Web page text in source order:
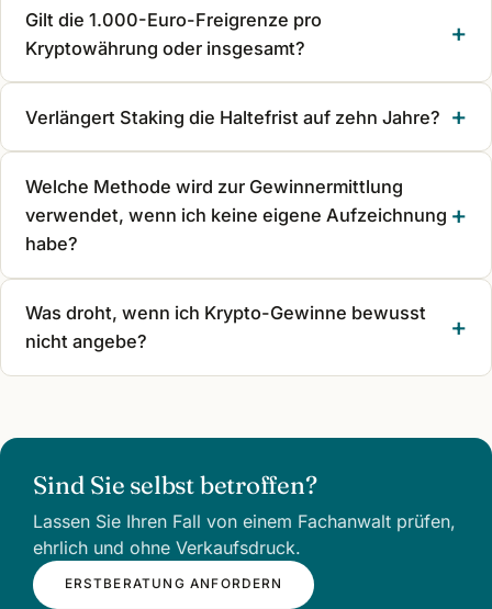
Gilt die 1.000-Euro-Freigrenze pro
Kryptowährung oder insgesamt?
Verlängert Staking die Haltefrist auf zehn Jahre?
Welche Methode wird zur Gewinnermittlung
verwendet, wenn ich keine eigene Aufzeichnung
habe?
Was droht, wenn ich Krypto-Gewinne bewusst
nicht angebe?
Sind Sie selbst betroffen?
Lassen Sie Ihren Fall von einem Fachanwalt prüfen,
ehrlich und ohne Verkaufsdruck.
ERSTBERATUNG ANFORDERN